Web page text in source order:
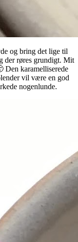
og bring det lige til
der røres grundigt. Mit
Den karamelliserede
vil være en god
nogenlunde.